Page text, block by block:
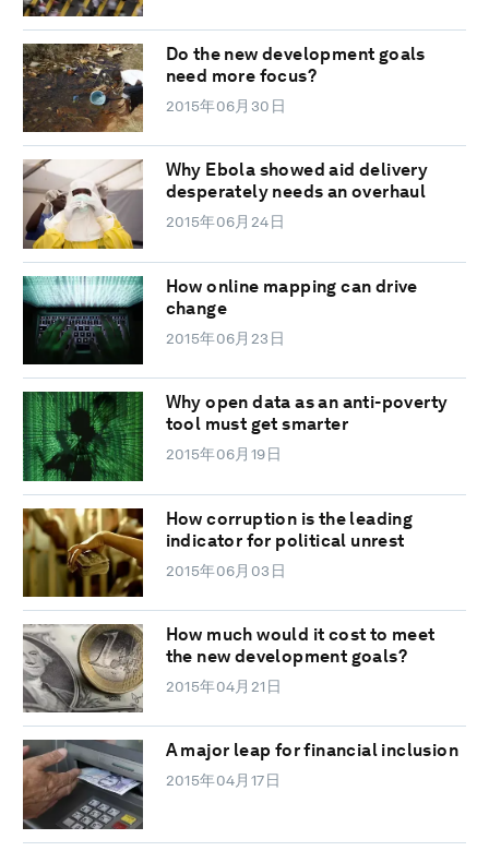
Do the new development goals
need more focus?
2015年06月30日
Why Ebola showed aid delivery
desperately needs an overhaul
2015年06月24日
How online mapping can drive
change
2015年06月23日
Why open data as an anti-poverty
tool must get smarter
2015年06月19日
How corruption is the leading
indicator for political unrest
2015年06月03日
How much would it cost to meet
the new development goals?
2015年04月21日
A major leap for financial inclusion
2015年04月17日